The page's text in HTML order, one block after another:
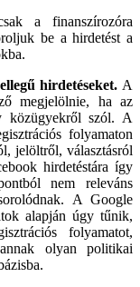
a finanszírozóra
be a hirdetést a
hirdetéseket. A
megjelölnie, ha az
közügyekről szól. A
folyamaton
jelöltről, választásról
hirdetéstára így
nem releváns
A Google
alapján úgy tűnik,
folyamatot,
olyan politikai